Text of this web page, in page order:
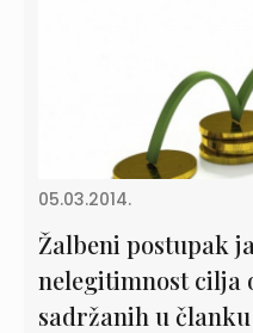
05.03.2014.
Žalbeni postupak
nelegitimnost cilja
sadržanih u članku